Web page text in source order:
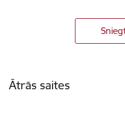
Ātrās saites